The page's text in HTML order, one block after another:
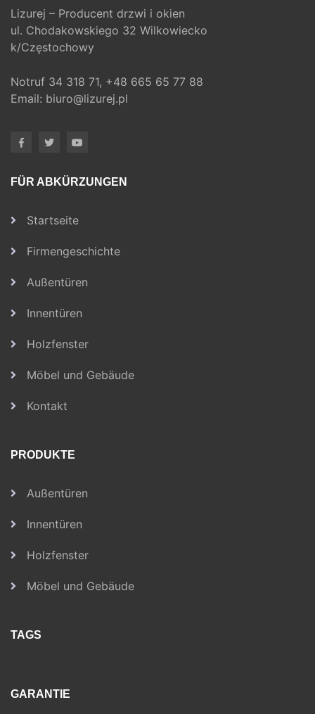
Lizurej – Producent drzwi i okien
ul. Chodakowskiego 32 Wilkowiecko
k/Częstochowy
Notruf 34 318 71, +48 665 65 77 88
Email: biuro@lizurej.pl
FÜR ABKÜRZUNGEN
Startseite
Firmengeschichte
Außentüren
Innentüren
Holzfenster
Möbel und Gebäude
Kontakt
PRODUKTE
Außentüren
Innentüren
Holzfenster
Möbel und Gebäude
TAGS
GARANTIE